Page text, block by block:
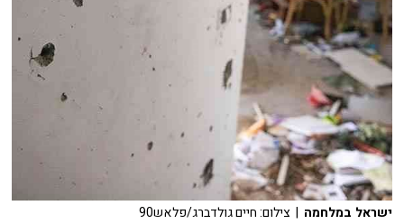
ישראל במלחמה | צילום: חיים גולדברג/פלאש90